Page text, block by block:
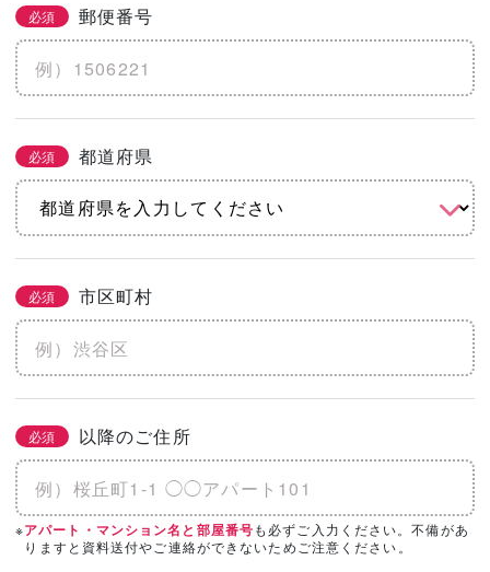
必須 郵便番号
必須 都道府県
必須 市区町村
必須 以降のご住所
※アパート・マンション名と部屋番号も必ずご入力ください。不備があ
りますと資料送付やご連絡ができないためご注意ください。